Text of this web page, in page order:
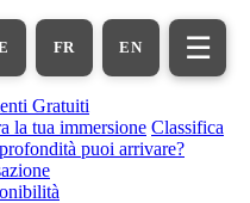
EN
FR ☰
Gratuiti
la tua immersione Classifica
puoi arrivare?